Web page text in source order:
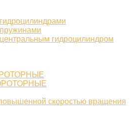
гидроцилиндром
скоростью вращения